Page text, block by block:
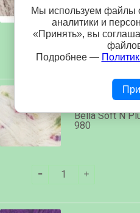
Bella Soft N
980
Мы используем файлы
аналитики и
«Принять», вы
Подробнее —